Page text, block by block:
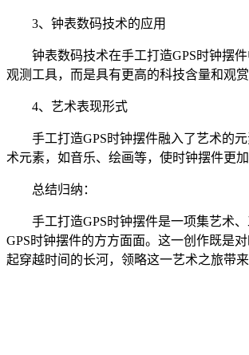
3、钟表数码技术的应用
钟表数码技术在手工打造GPS时钟摆件
观测工具，而是具有更高的科技含量和观赏
4、艺术表现形式
手工打造GPS时钟摆件融入了艺术的元
术元素，如音乐、绘画等，使时钟摆件更
总结归纳：
手工打造GPS时钟摆件是一项集艺术、
GPS时钟摆件的方方面面。这一创作既是
起穿越时间的长河，领略这一艺术之旅带